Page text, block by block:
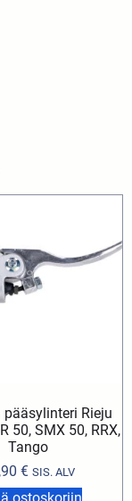
pääsylinteri Rieju
50, SMX 50, RRX,
Tango
€ SIS. ALV